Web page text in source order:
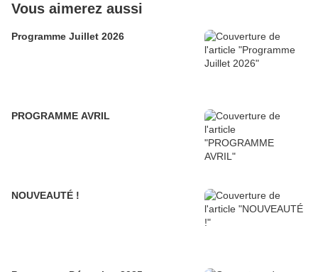
Vous aimerez aussi
Programme Juillet 2026
PROGRAMME AVRIL
NOUVEAUTÉ !